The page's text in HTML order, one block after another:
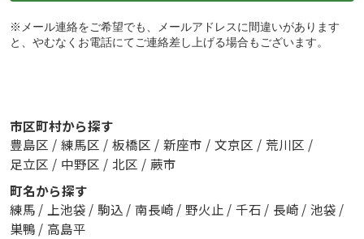
※メール連絡をご希望でも、メールアドレスに間違いがあります
と、やむなくお電話にてご連絡差し上げる場合もございます。
市区町村から探す
豊島区 / 練馬区 / 板橋区 / 新座市 / 文京区 / 荒川区 /
足立区 / 中野区 / 北区 / 蕨市
町名から探す
練馬 / 上池袋 / 駒込 / 南長崎 / 野火止 / 千石 / 長崎 / 池袋 /
巣鴨 / 高島平